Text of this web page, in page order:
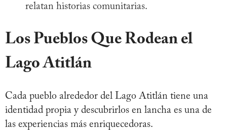
relatan historias comunitarias.
Los Pueblos Que Rodean el
Lago Atitlán
Cada pueblo alrededor del Lago Atitlán tiene una
identidad propia y descubrirlos en lancha es una de
las experiencias más enriquecedoras.